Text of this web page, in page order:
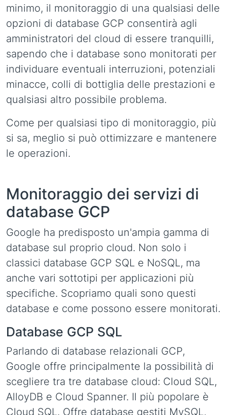
minimo, il monitoraggio di una qualsiasi delle
opzioni di database GCP consentirà agli
amministratori del cloud di essere tranquilli,
sapendo che i database sono monitorati per
individuare eventuali interruzioni, potenziali
minacce, colli di bottiglia delle prestazioni e
qualsiasi altro possibile problema.
Come per qualsiasi tipo di monitoraggio, più
si sa, meglio si può ottimizzare e mantenere
le operazioni.
Monitoraggio dei servizi di
database GCP
Google ha predisposto un'ampia gamma di
database sul proprio cloud. Non solo i
classici database GCP SQL e NoSQL, ma
anche vari sottotipi per applicazioni più
specifiche. Scopriamo quali sono questi
database e come possono essere monitorati.
Database GCP SQL
Parlando di database relazionali GCP,
Google offre principalmente la possibilità di
scegliere tra tre database cloud: Cloud SQL,
AlloyDB e Cloud Spanner. Il più popolare è
Cloud SQL. Offre database gestiti MySQL,